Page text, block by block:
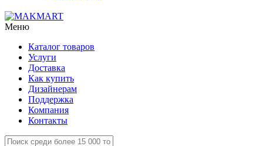
Меню
Каталог товаров
Услуги
Доставка
Как купить
Дизайнерам
Поддержка
Компания
Контакты